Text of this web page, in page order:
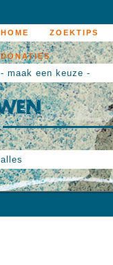
HOME ZOEKTIPS
DONATIES
- maak een keuze -
alles